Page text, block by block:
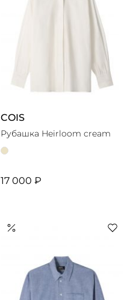
COIS
Рубашка Heirloom cream
17 000 ₽